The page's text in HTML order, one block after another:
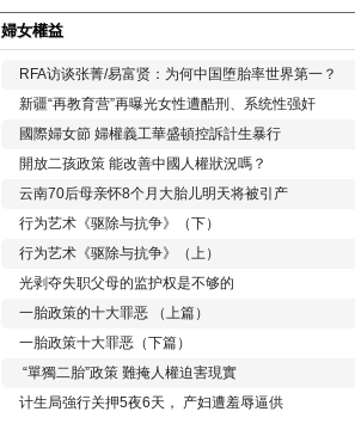
婦女權益
RFA访谈张菁/易富贤：为何中国堕胎率世界第一？
新疆“再教育营”再曝光女性遭酷刑、系统性强奸
國際婦女節 婦權義工華盛頓控訴計生暴行
開放二孩政策 能改善中國人權狀況嗎？
云南70后母亲怀8个月大胎儿明天将被引产
行为艺术《驱除与抗争》（下）
行为艺术《驱除与抗争》（上）
光剥夺失职父母的监护权是不够的
一胎政策的十大罪恶 （上篇）
一胎政策十大罪恶（下篇）
“單獨二胎”政策 難掩人權迫害現實
计生局強行关押5夜6天， 产妇遭羞辱逼供